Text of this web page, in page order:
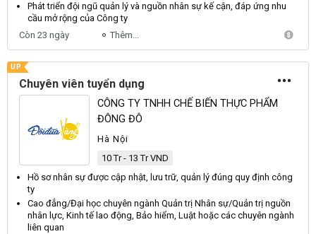
Phát triển đội ngũ quản lý và nguồn nhân sự kế cận, đáp ứng nhu
cầu mở rộng của Công ty
Còn 23 ngày
Thêm...
UP
Chuyên viên tuyển dụng
CÔNG TY TNHH CHẾ BIẾN THỰC PHẨM
ĐÔNG ĐÔ
Hà Nội
10 Tr - 13 Tr VND
Hồ sơnhân sự được cập nhật, lưu trữ, quản lý đúng quy định công
ty
Cao đẳng/Đại học chuyên ngành Quản trị Nhân sự/Quản trị nguồn
nhân lực, Kinh tế lao động, Bảo hiểm, Luật hoặc các chuyên ngành
liên quan